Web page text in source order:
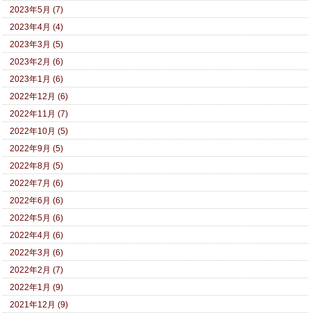
2023年5月 (7)
2023年4月 (4)
2023年3月 (5)
2023年2月 (6)
2023年1月 (6)
2022年12月 (6)
2022年11月 (7)
2022年10月 (5)
2022年9月 (5)
2022年8月 (5)
2022年7月 (6)
2022年6月 (6)
2022年5月 (6)
2022年4月 (6)
2022年3月 (6)
2022年2月 (7)
2022年1月 (9)
2021年12月 (9)